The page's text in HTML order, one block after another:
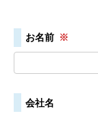
お名前 ※
会社名